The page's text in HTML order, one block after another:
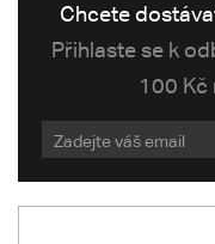
Chcete
Přihlaste se k
100 Kč